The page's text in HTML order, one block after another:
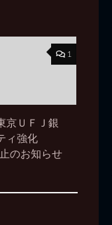
1
京ＵＦＪ銀
ィ強化
のお知らせ